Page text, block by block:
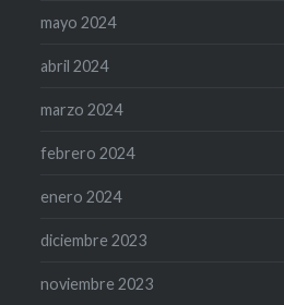
mayo 2024
abril 2024
marzo 2024
febrero 2024
enero 2024
diciembre 2023
noviembre 2023